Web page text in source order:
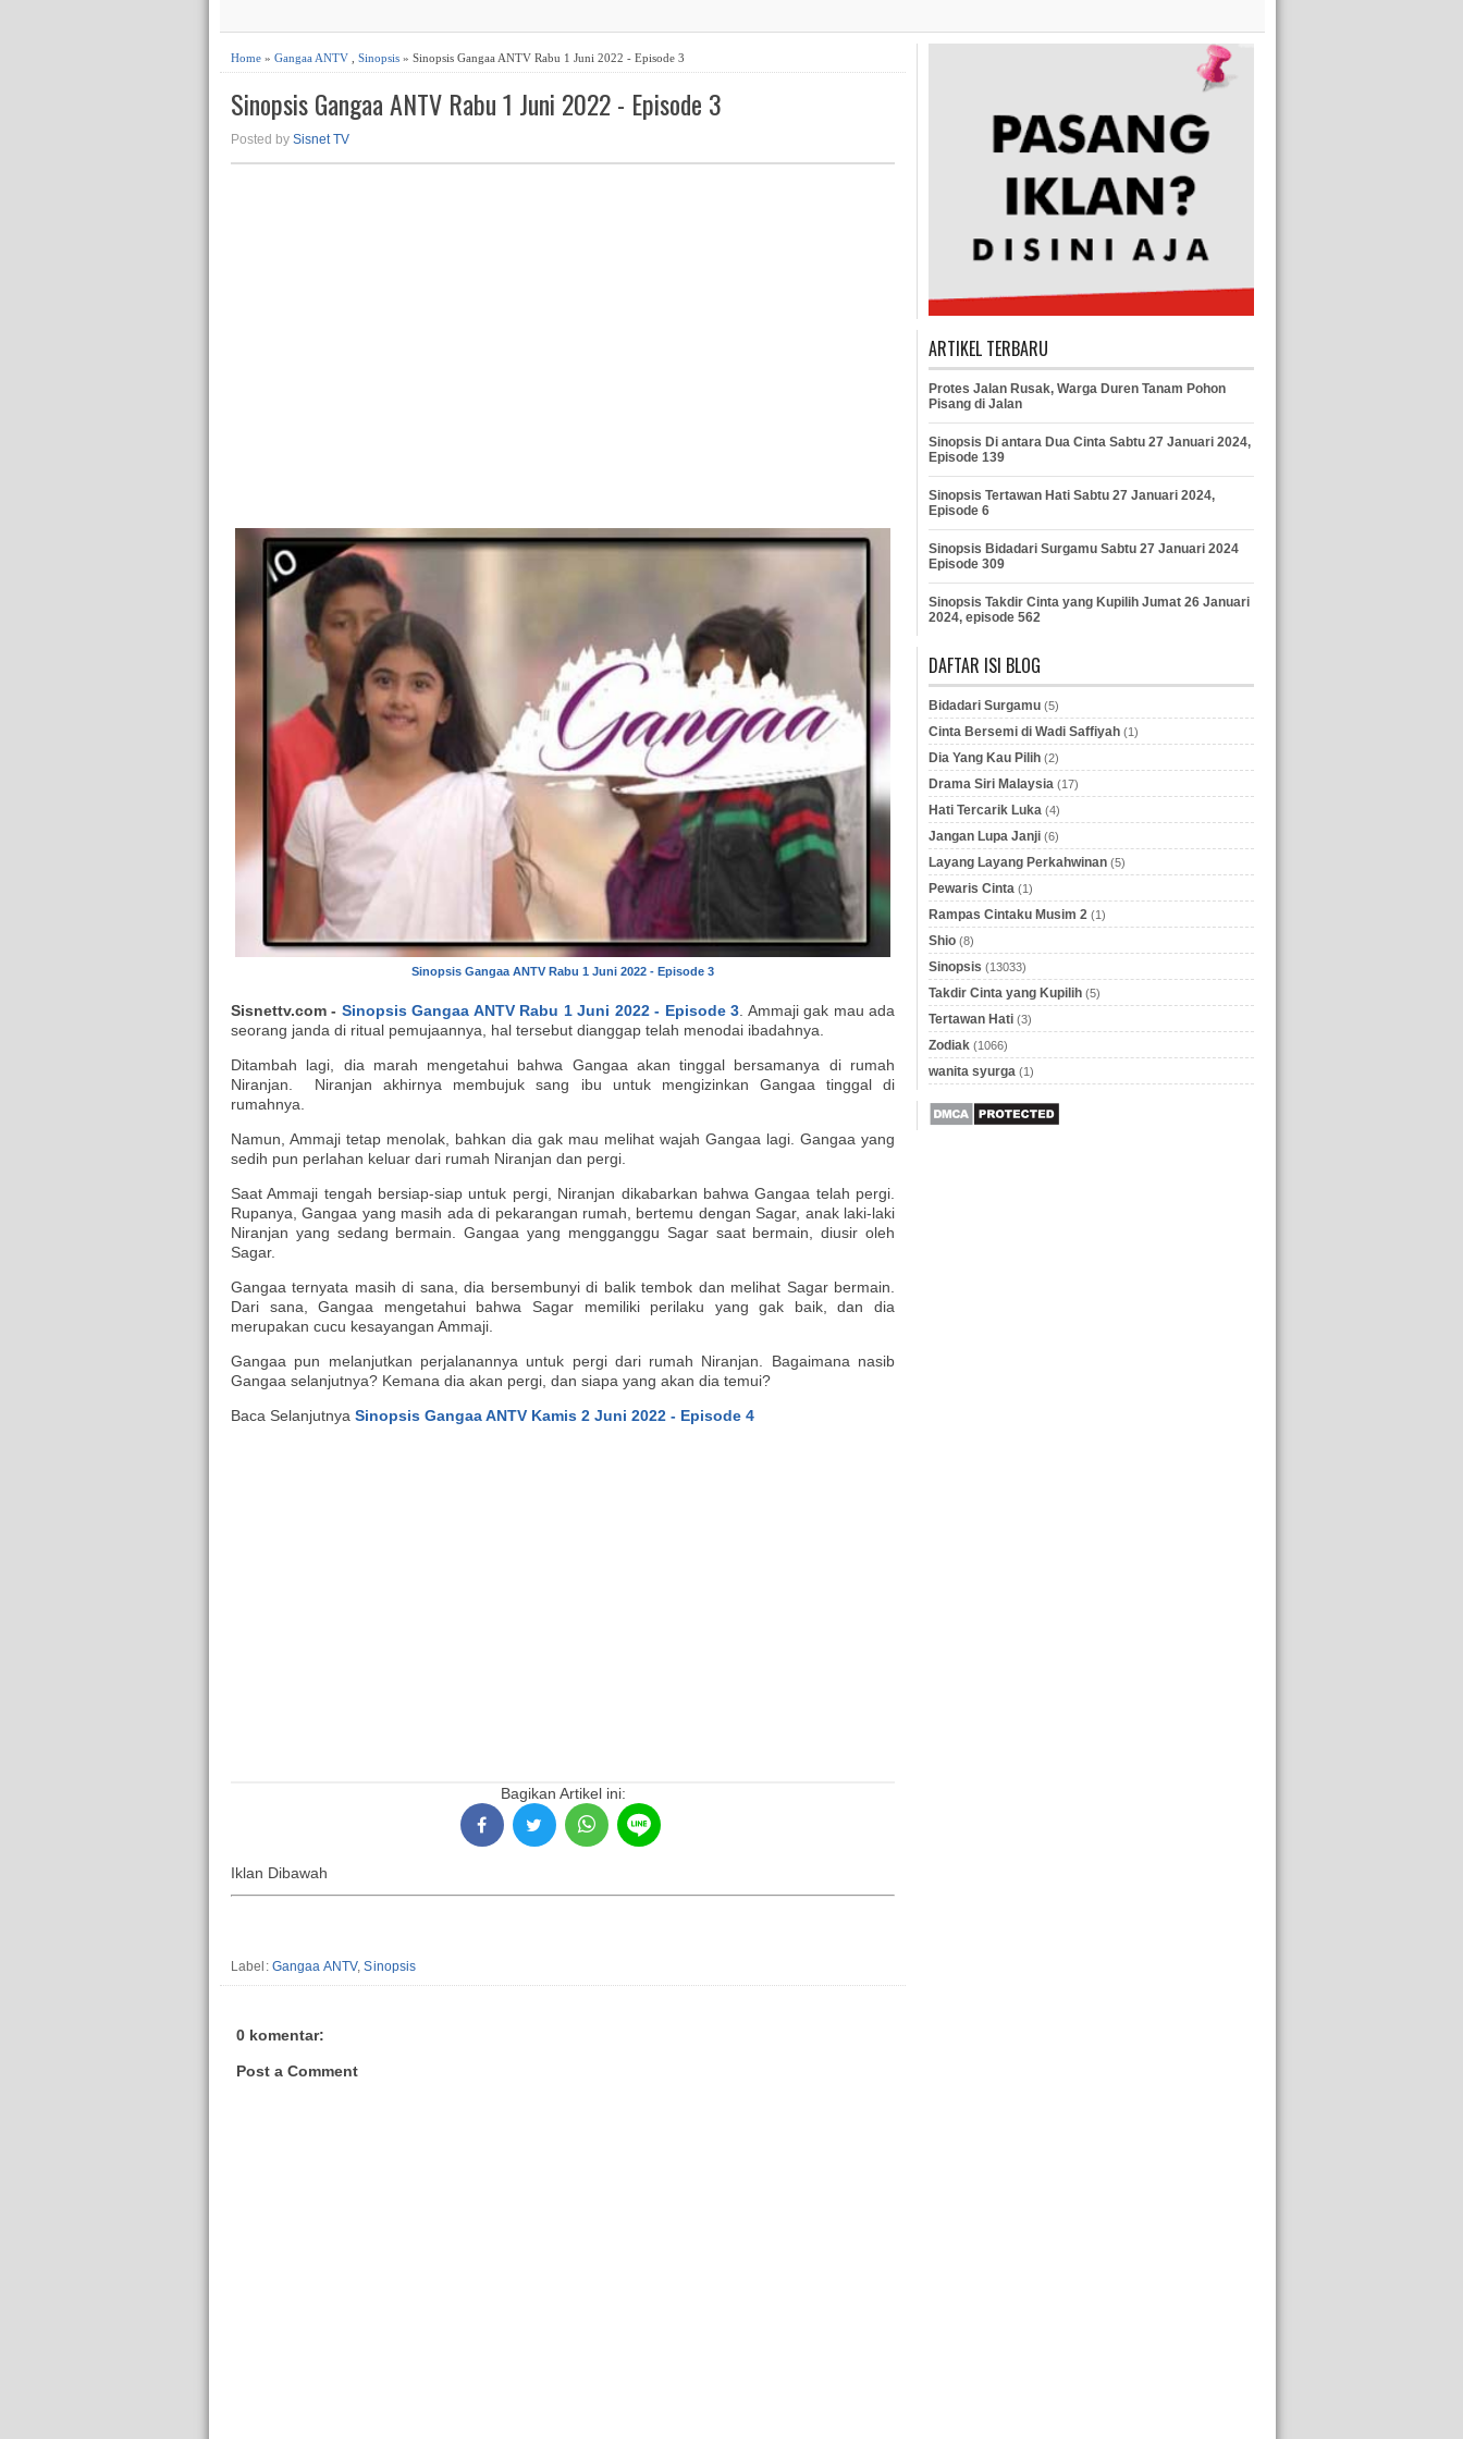
Home » Gangaa ANTV Sinopsis » Sinopsis Gangaa ANTV Rabu 1 Juni 2022 - Episode 3
Sinopsis Gangaa ANTV Rabu 1 Juni 2022 - Episode 3
Posted by Sisnet TV
Sinopsis Gangaa ANTV Rabu 1 Juni 2022 - Episode 3
Sisnettv.com - Sinopsis Gangaa ANTV Rabu 1 Juni 2022 - Episode 3 . Ammaji gak mau ada
seorang janda di ritual pemujaannya, hal tersebut dianggap telah menodai ibadahnya.
Ditambah lagi, dia marah mengetahui bahwa Gangaa akan tinggal bersamanya di rumah
Niranjan. Niranjan akhirnya membujuk sang ibu untuk mengizinkan Gangaa tinggal di
rumahnya.
Namun, Ammaji tetap menolak, bahkan dia gak mau melihat wajah Gangaa lagi. Gangaa yang
sedih pun perlahan keluar dari rumah Niranjan dan pergi.
Saat Ammaji tengah bersiap-siap untuk pergi, Niranjan dikabarkan bahwa Gangaa telah pergi.
Rupanya, Gangaa yang masih ada di pekarangan rumah, bertemu dengan Sagar, anak laki-laki
Niranjan yang sedang bermain. Gangaa yang mengganggu Sagar saat bermain, diusir oleh
Sagar.
Gangaa ternyata masih di sana, dia bersembunyi di balik tembok dan melihat Sagar bermain.
Dari sana, Gangaa mengetahui bahwa Sagar memiliki perilaku yang gak baik, dan dia
merupakan cucu kesayangan Ammaji.
Gangaa pun melanjutkan perjalanannya untuk pergi dari rumah Niranjan. Bagaimana nasib
Gangaa selanjutnya? Kemana dia akan pergi, dan siapa yang akan dia temui?
Baca Selanjutnya Sinopsis Gangaa ANTV Kamis 2 Juni 2022 - Episode 4
Bagikan Artikel ini:
Iklan Dibawah
Label: Gangaa ANTV,Sinopsis
0 komentar:
Post a Comment
ARTIKEL TERBARU
Protes Jalan Rusak, Warga Duren Tanam Pohon
Pisang di Jalan
Sinopsis Di antara Dua Cinta Sabtu 27 Januari 2024,
Episode 139
Sinopsis Tertawan Hati Sabtu 27 Januari 2024,
Episode 6
Sinopsis Bidadari Surgamu Sabtu 27 Januari 2024
Episode 309
Sinopsis Takdir Cinta yang Kupilih Jumat 26 Januari
2024, episode 562
DAFTAR ISI BLOG
Bidadari Surgamu (5)
Cinta Bersemi di Wadi Saffiyah (1)
Dia Yang Kau Pilih (2)
Drama Siri Malaysia (17)
Hati Tercarik Luka (4)
Jangan Lupa Janji (6)
Layang Layang Perkahwinan (5)
Pewaris Cinta (1)
Rampas Cintaku Musim 2 (1)
Shio (8)
Sinopsis (13033)
Takdir Cinta yang Kupilih (5)
Tertawan Hati (3)
Zodiak (1066)
wanita syurga (1)